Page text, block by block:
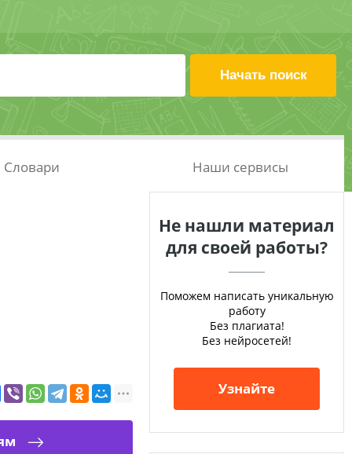
Словари Наши сервисы
Не нашли материал
для своей работы?
Поможем написать уникальную
работу
Без плагиата!
Без нейросетей!
Узнайте